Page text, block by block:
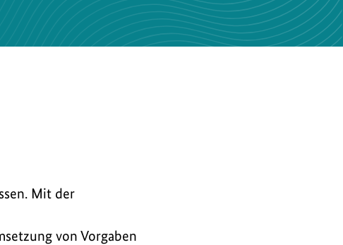
Mit der
von Vorgaben